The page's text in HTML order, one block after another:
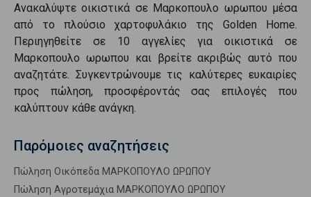
Ανακαλύψτεοικιστικά σε Μαρκοπουλο ωρωπου μέσα
από το πλούσιο χαρτοφυλάκιο της Golden Home.
Περιηγηθείτε σε 10 αγγελίες γιαοικιστικά σε
Μαρκοπουλο ωρωπου και βρείτε ακριβώς αυτό που
αναζητάτε. Συγκεντρώνουμε τις καλύτερες ευκαιρίες
προς πώληση, προσφέροντάς σας επιλογές που
καλύπτουν κάθε ανάγκη.
Παρόμοιες αναζητήσεις
Πώληση Οικόπεδα ΜΑΡΚΟΠΟΥΛΟ ΩΡΩΠΟΥ
Πώληση Αγροτεμάχια ΜΑΡΚΟΠΟΥΛΟ ΩΡΩΠΟΥ